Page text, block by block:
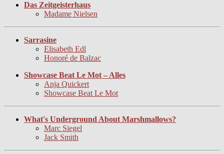
Das Zeitgeisterhaus
Madame Nielsen
Sarrasine
Elisabeth Edl
Honoré de Balzac
Showcase Beat Le Mot – Alles
Anja Quickert
Showcase Beat Le Mot
What's Underground About Marshmallows?
Marc Siegel
Jack Smith